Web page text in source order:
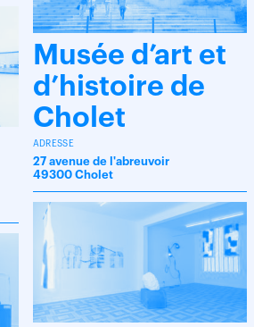
Musée d’art et
d’histoire de
Cholet
ADRESSE
27 avenue de l'abreuvoir
49300 Cholet